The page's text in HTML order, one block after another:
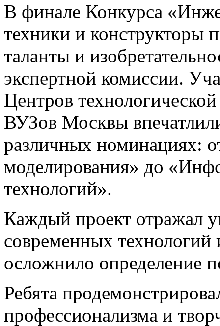
В финале Конкурса
техники и конструкторы
таланты и
экспертной комиссии.
Центров
ВУЗов Москвы
различных номинациях:
моделирования» до
технологий».
Каждый проект отражал
современных
осложнило определение
Ребята
профессионализма и